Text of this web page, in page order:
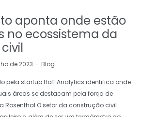
aponta onde estão
no ecossistema da
de 2023 Blog
pela startup Hoff Analytics identifica onde
áreas se destacam pela força de
Rosenthal O setor da construção civil